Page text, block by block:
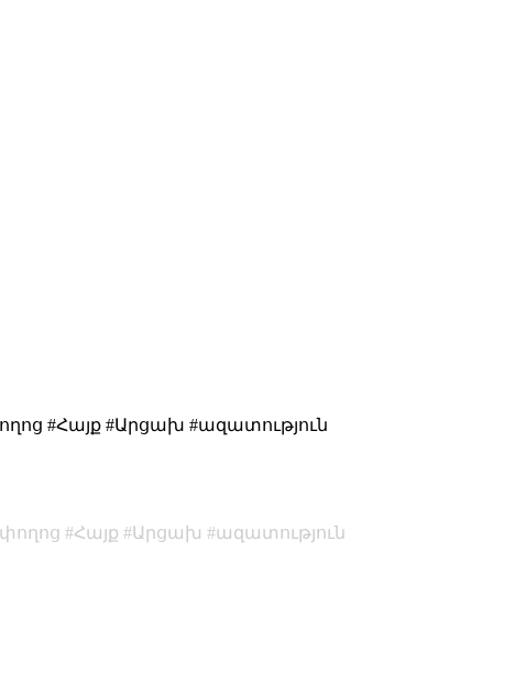
#Հայք #Արցախ #ազատություն
փողոց Հայք Արցախ
ազատություն